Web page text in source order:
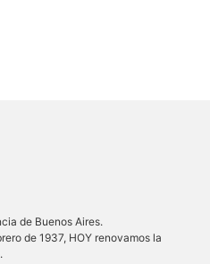
de Buenos Aires.
de 1937, HOY renovamos la